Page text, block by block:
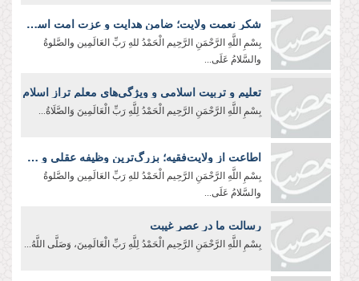
شکر نعمت ولایت؛ ضامن هدایت و عزت امت اسلامی
بِسْمِ اللَّهِ الرَّحْمَنِ الرَّحِیم الْحَمْدُ للهِ رَبِّ العَالَمِین والصَّلوةُ
والسَّلامُ عَلَی...
تعلیم و تربیت اسلامی و ویژگی‌های معلم تراز اسلام
بِسْمِ اللَّهِ الرَّحْمَنِ الرَّحِیم الْحَمْدُ لِلَّهِ رَبِّ الْعَالَمِينَ وَالصَّلَاةُ...
اطاعت از ولایت‌فقیه؛ بزرگ‌ترین وظیفه عقلی و شرعی
بِسْمِ اللَّهِ الرَّحْمَنِ الرَّحِيم الْحَمْدُ للهِ رَبِّ العَالَمِین والصَّلوةُ
والسَّلامُ عَلَی...
رسالت ما در عصر غیبت
بِسْمِ اللَّهِ الرَّحْمَنِ الرَّحِیم الْحَمْدُ لِلَّهِ رَبِّ الْعَالَمِينَ، وَصَلَّى اللَّهُ...